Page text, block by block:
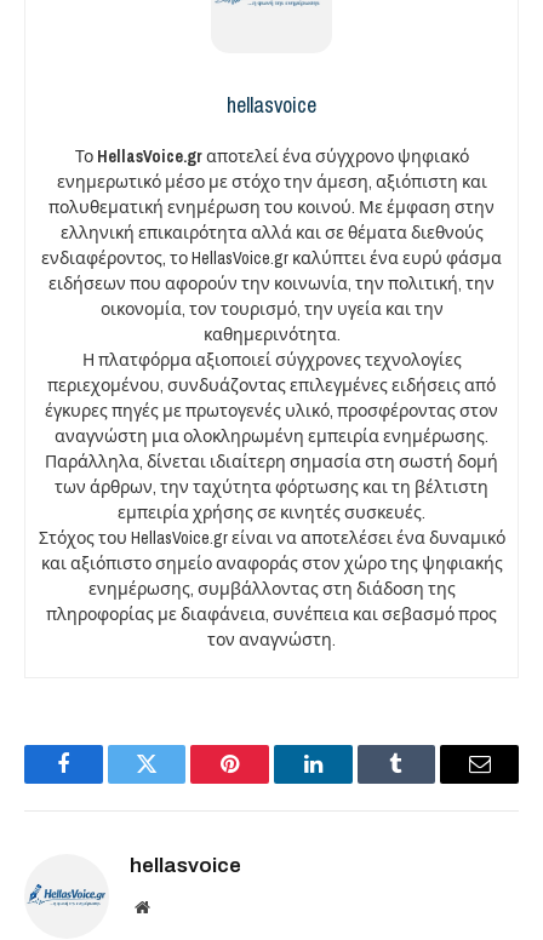
hellasvoice
Το HellasVoice.grαποτελεί ένα σύγχρονο ψηφιακό
ενημερωτικό μέσο με στόχο την άμεση, αξιόπιστη και
πολυθεματική ενημέρωση του κοινού. Με έμφαση στην
ελληνική επικαιρότητα αλλά και σε θέματα διεθνούς
ενδιαφέροντος, το HellasVoice.gr καλύπτει ένα ευρύ φάσμα
ειδήσεων που αφορούν την κοινωνία, την πολιτική, την
οικονομία, τον τουρισμό, την υγεία και την
καθημερινότητα.
Η πλατφόρμα αξιοποιεί σύγχρονες τεχνολογίες
περιεχομένου, συνδυάζοντας επιλεγμένες ειδήσεις από
έγκυρες πηγές με πρωτογενές υλικό, προσφέροντας στον
αναγνώστη μια ολοκληρωμένη εμπειρία ενημέρωσης.
Παράλληλα, δίνεται ιδιαίτερη σημασία στη σωστή δομή
των άρθρων, την ταχύτητα φόρτωσης και τη βέλτιστη
εμπειρία χρήσης σε κινητές συσκευές.
Στόχος του HellasVoice.gr είναι να αποτελέσει ένα δυναμικό
και αξιόπιστο σημείο αναφοράς στον χώρο της ψηφιακής
ενημέρωσης, συμβάλλοντας στη διάδοση της
πληροφορίας με διαφάνεια, συνέπεια και σεβασμό προς
τον αναγνώστη.
FacebookTwitter Pinterest LinkedInTumblr Email
hellasvoice
Website